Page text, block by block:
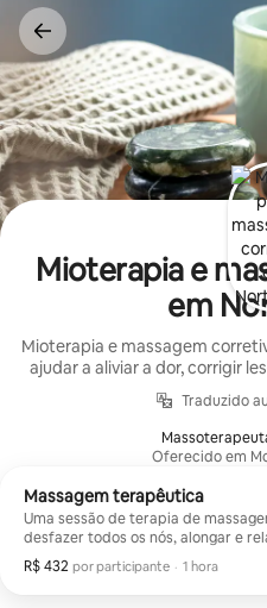
Pular
para
o
conteúdo
Mioterapia e
em
Mioterapia e massagem
ajudar a aliviar a dor, corrigir
Traduzido
Oferecido em
Massagem terapêutica
Uma sessão de terapia de
desfazer todos os nós, alongar e
R$ 432 por participante
R$ 432 por participante
, · 1 hora